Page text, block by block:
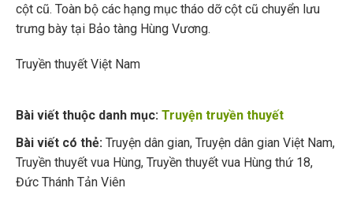
cột cũ. Toàn bộ các hạng mục tháo dỡ cột cũ chuyển lưu
trưng bày tại Bảo tàng Hùng Vương.
Truyền thuyết Việt Nam
Bài viết thuộc danh mục: Truyện truyền thuyết
Bài viết có thẻ: Truyện dân gian, Truyện dân gian Việt Nam,
Truyền thuyết vua Hùng, Truyền thuyết vua Hùng thứ 18,
Đức Thánh Tản Viên